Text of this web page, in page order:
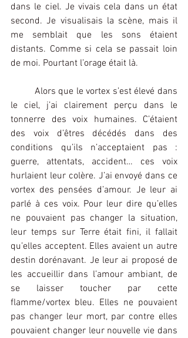
dans le ciel. Je vivais cela dans un état
second. Je visualisais la scène, mais il
me semblait que les sons étaient
distants. Comme si cela se passait loin
de moi. Pourtant l’orage était là.
le ciel, j’ai clairement perçu dans le
tonnerre des voix humaines. C’étaient
des voix d’êtres décédés dans des
conditions qu’ils n’acceptaient pas :
guerre, attentats, accident… ces voix
hurlaient leur colère. J’ai envoyé dans ce
vortex des pensées d’amour. Je leur ai
parlé à ces voix. Pour leur dire qu’elles
ne pouvaient pas changer la situation,
leur temps sur Terre était fini, il fallait
qu’elles acceptent. Elles avaient un autre
destin dorénavant. Je leur ai proposé de
les accueillir dans l’amour ambiant, de
se laisser toucher par cette
flamme/vortex bleu. Elles ne pouvaient
pas changer leur mort, par contre elles
pouvaient changer leur nouvelle vie dans